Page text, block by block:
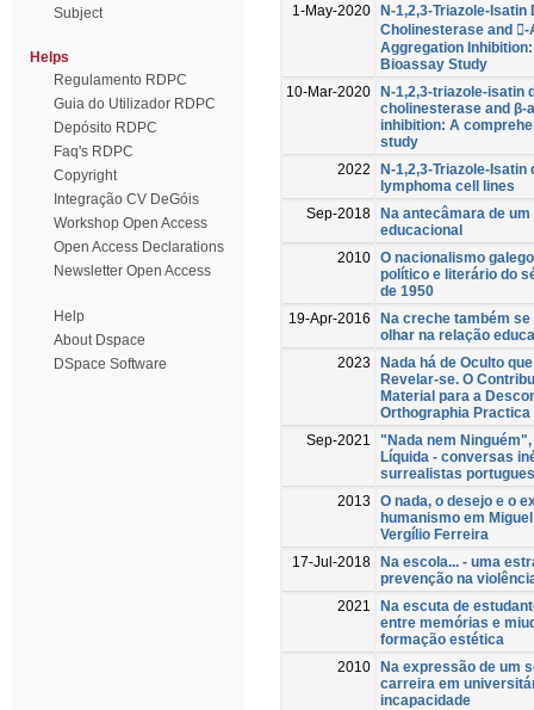
Subject
Helps
Regulamento RDPC
Guia do Utilizador RDPC
Depósito RDPC
Faq's RDPC
Copyright
Integração CV DeGóis
Workshop Open Access
Open Access Declarations
Newsletter Open Access
Help
About Dspace
DSpace Software
1-May-2020 N-1,2,3-Triazole-
Cholinesterase and
Aggregation
Bioassay Study
10-Mar-2020 N-1,2,3-triazole-isatin
cholinesterase and β-
inhibition: A
study
2022
N-1,2,3-Triazole-
lymphoma cell lines
Sep-2018 Na antecâmara de
educacional
2010 O nacionalismo
político e literário do
de 1950
19-Apr-2016
Na creche também
olhar na relação
2023
Nada há de Oculto
Revelar-se. O
Material para a
Orthographia
Sep-2021
"Nada nem
Líquida - conversas
surrealistas
2013
O nada, o desejo e o
humanismo em
Vergílio Ferreira
17-Jul-2018 Na escola... - uma
prevenção na
2021
Na escuta de
entre memórias e
formação estética
2010 Na expressão de um
carreira em
incapacidade